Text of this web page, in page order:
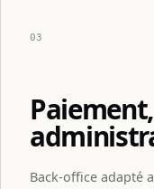
03
Back-office adapté